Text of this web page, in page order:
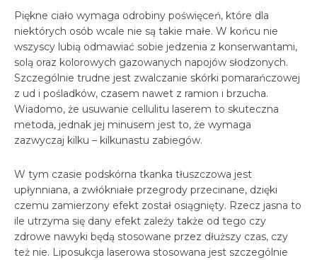
Piękne ciało wymaga odrobiny poświęceń, które dla
niektórych osób wcale nie są takie małe. W końcu nie
wszyscy lubią odmawiać sobie jedzenia z konserwantami,
solą oraz kolorowych gazowanych napojów słodzonych.
Szczególnie trudne jest zwalczanie skórki pomarańczowej
z ud i pośladków, czasem nawet z ramion i brzucha.
Wiadomo, że usuwanie cellulitu laserem to skuteczna
metoda, jednak jej minusem jest to, że wymaga
zazwyczaj kilku – kilkunastu zabiegów.
W tym czasie podskórna tkanka tłuszczowa jest
upłynniana, a zwłókniałe przegrody przecinane, dzięki
czemu zamierzony efekt został osiągnięty. Rzecz jasna to
ile utrzyma się dany efekt zależy także od tego czy
zdrowe nawyki będą stosowane przez dłuższy czas, czy
też nie. Liposukcja laserowa stosowana jest szczególnie